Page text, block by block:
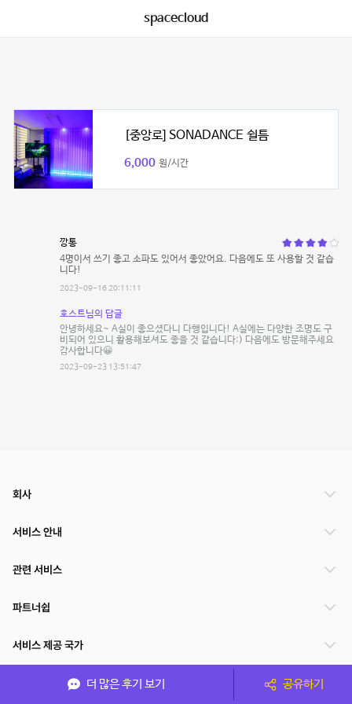
spacecloud
[중앙로] SONADANCE 쉴틈
6,000 원/시간
깡통
4명이서 쓰기 좋고 소파도 있어서 좋았어요. 다음에도 또 사용할 것 같습
니다!
2023-09-16 20:11:11
호스트님의 답글
안녕하세요~ A실이 좋으셨다니 다행입니다! A실에는 다양한 조명도 구
비되어 있으니 활용해보셔도 좋을 것 같습니다:) 다음에도 방문해주세요
감사합니다😀
2023-09-23 13:51:47
더 많은 후기 보기 공유하기
회사
서비스 안내
관련 서비스
파트너쉽
서비스 제공 국가